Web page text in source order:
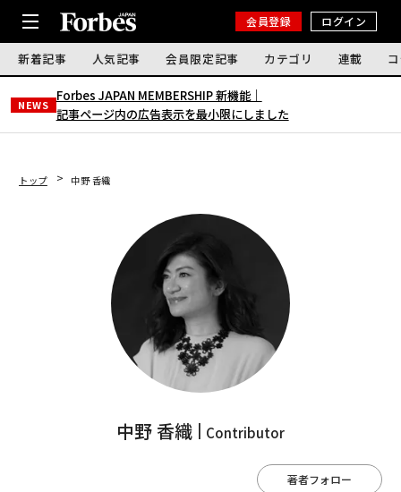
会員登録 ログイン
新着記事 人気記事 会員限定記事 カテゴリ 連載
NEWS
Forbes JAPAN MEMBERSHIP 新機能｜
記事ページ内の広告表示を最小限にしました
トップ 中野 香織
中野 香織 Contributor
著者フォロー